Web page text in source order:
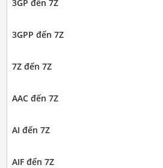
3GP đến 7Z
3GPP đến 7Z
7Z đến 7Z
AAC đến 7Z
AI đến 7Z
AIF đến 7Z